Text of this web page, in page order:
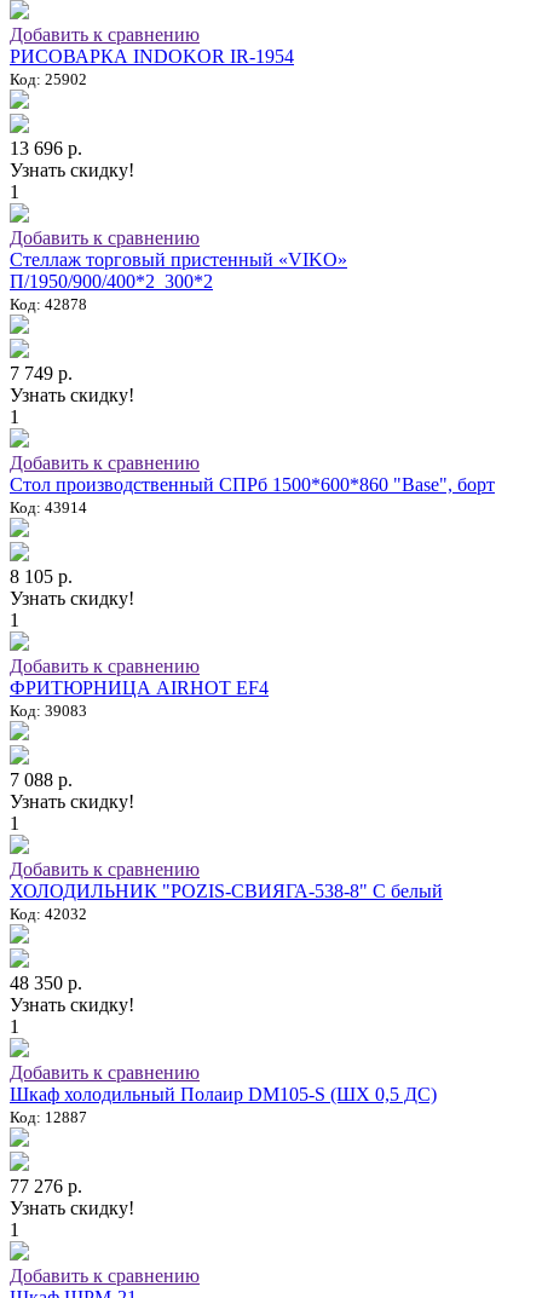
Добавить к сравнению
РИСОВАРКА INDOKOR IR-1954
Код: 25902
13 696 р.
Узнать скидку!
1
Добавить к сравнению
Стеллаж торговый пристенный «VIKO»
П/1950/900/400*2_300*2
Код: 42878
7 749 р.
Узнать скидку!
1
Добавить к сравнению
Стол производственный СПРб 1500*600*860 "Base", борт
Код: 43914
8 105 р.
Узнать скидку!
1
Добавить к сравнению
ФРИТЮРНИЦА AIRHOT EF4
Код: 39083
7 088 р.
Узнать скидку!
1
Добавить к сравнению
ХОЛОДИЛЬНИК "POZIS-СВИЯГА-538-8" C белый
Код: 42032
48 350 р.
Узнать скидку!
1
Добавить к сравнению
Шкаф холодильный Полаир DM105-S (ШХ 0,5 ДС)
Код: 12887
77 276 р.
Узнать скидку!
1
Добавить к сравнению